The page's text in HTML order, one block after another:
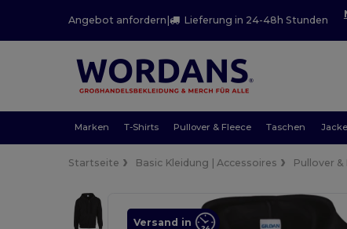
Angebot anfordern | Lieferung in 24-48h Stunden
Marken T-Shirts Pullover & Fleece Taschen
Startseite Basic Kleidung | Accessoires Pullover &
Versand in